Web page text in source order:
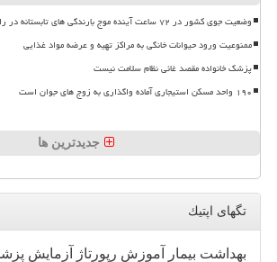
وضعیت جوی کشور در ۷۲ ساعت آینده موج بارندگی های تابستانه در راه ۱۱ استان
ممنوعیت ورود حیوانات خانگی به مراکز تهیه و عرضه مواد غذایی
پزشک خانواده مقصد غائی نظام سلامت نیست
۱۹۰ واحد مسکن استیجاری آماده واگذاری به زوج های جوان است
جدیدترین ها
تگهای اپتیك
بهداشت بیمار آموزش رپورتاژ آزمایش